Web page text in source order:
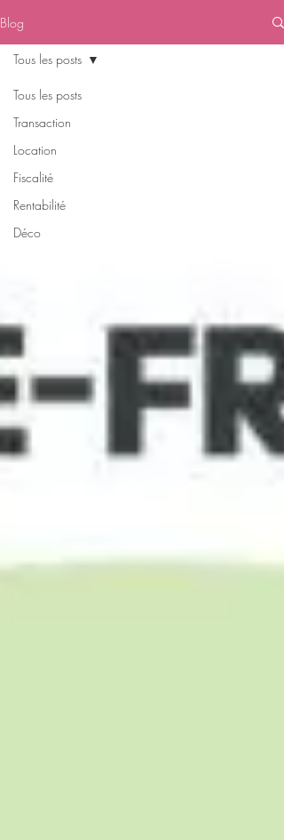
Blog
Tous les posts
Transaction
Location
Fiscalité
Rentabilité
Déco
Tous les posts